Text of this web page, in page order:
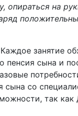
опираться на
занятие
сына и
сына со
так как